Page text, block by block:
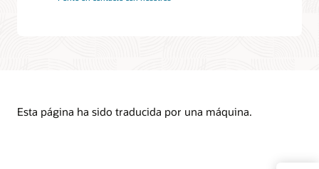
Esta página ha sido traducida por una máquina.